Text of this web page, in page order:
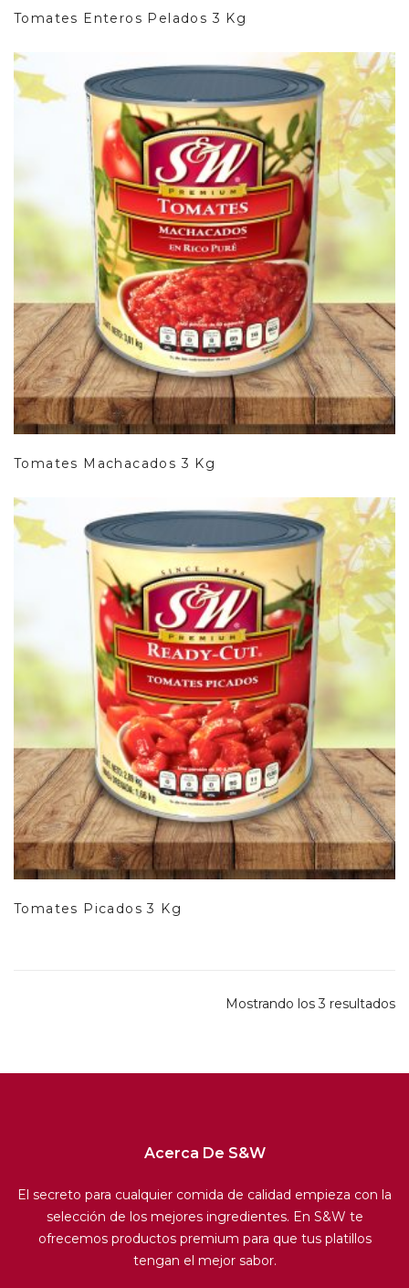
Tomates Enteros Pelados 3 Kg
Tomates Machacados 3 Kg
Leer Más
Tomates Picados 3 Kg
Leer Más
Mostrando los 3 resultados
Acerca De S&W
El secreto para cualquier comida de calidad empieza con la
selección de los mejores ingredientes. En S&W te
ofrecemos productos premium para que tus platillos
tengan el mejor sabor.